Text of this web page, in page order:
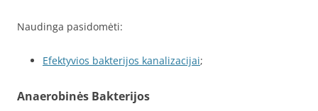
Naudinga pasidomėti:
Efektyvios bakterijos kanalizacijai;
Anaerobinės Bakterijos